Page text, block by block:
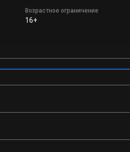
Возрастное ограничение
16+